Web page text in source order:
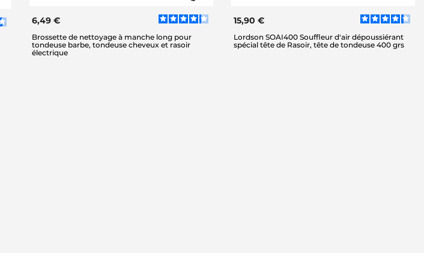
6,49 €
Brossette de nettoyage à manche long pour
tondeuse barbe, tondeuse cheveux et rasoir
électrique
15,90 €
Lordson SOAI400 Souffleur d'air dépoussiérant
spécial tête de Rasoir, tête de tondeuse 400 grs